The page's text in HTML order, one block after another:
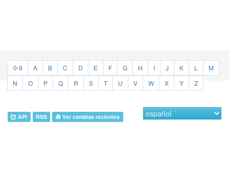
0-9 A B C D E F G H I J K L
M
N
O P Q R S T U V W X Y Z
API RSS Ver cambios recientes